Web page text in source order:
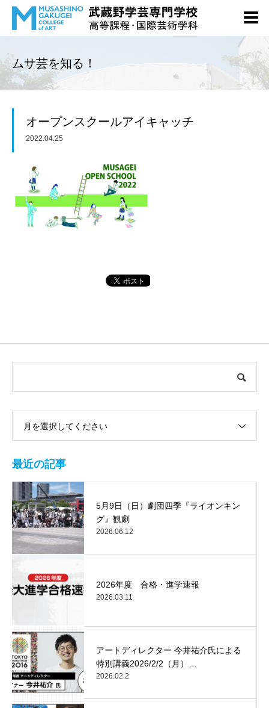
ムサ芸を知る！
オープンスクールアイキャッチ
2022.04.25
月を選択してください
最近の記事
5月9日（日）劇団四季『ライオンキン
グ』観劇
2026.06.12
2026年度 合格・進学速報
2026.03.11
アートディレクター 今井祐介氏による
特別講義2026/2/2（月）…
2026.02.2